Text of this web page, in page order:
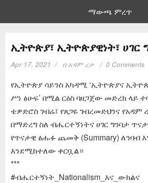
ማውጫ ምረጥ
ኢትዮጵያ፣ ኢትዮጵያዊነት፣ ሀገር
Apr 17, 2021 በ አዳም ረታ 0 Comments
የኢትዮጵያ ሳይንስ አካዳሚ ‘ኢትዮጵያና
ሥነ ፅሁፍ’ በሚል ርዕስ ባዘጋጀው መድረክ ላይ
ቴዎድሮስ ገብሬ፤ የጸጋዬ ገብረመድህንና የአዳም
በማድረግ ስለ ብሔርተኝነትና ሀገር ግንባታ
የጥናታዊ ፅሑፉ ጨመቅ (Summary) ለንባብ
እንደሚከተለው ቀርቧል።
***
#ብሔርተኝነት_Nationalism_እና_ውክልና